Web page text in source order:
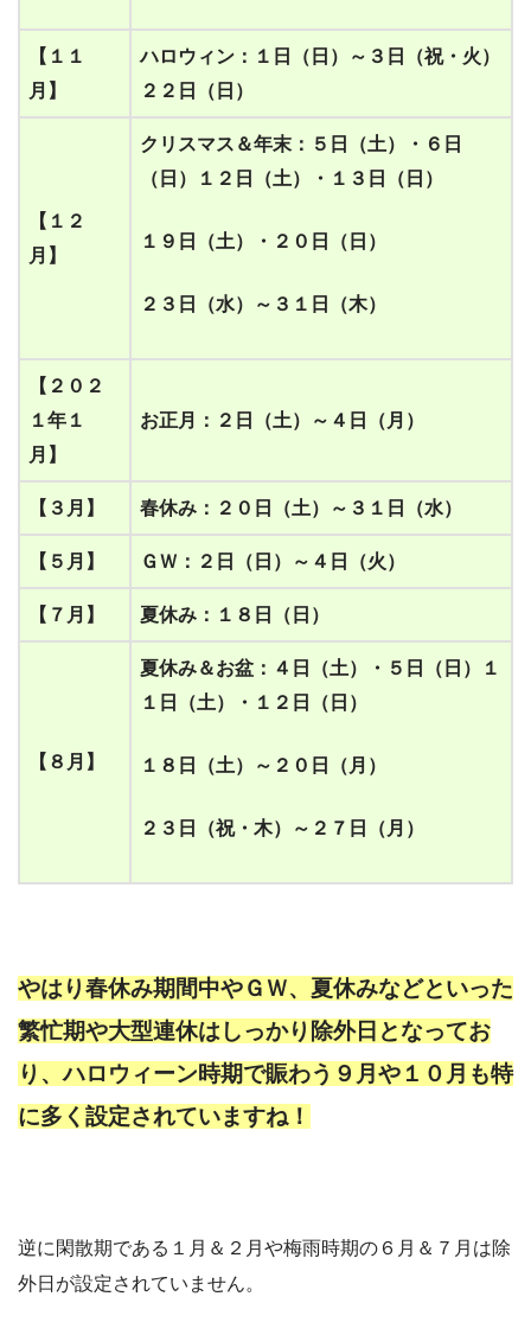
【 １１
月 】
ハロウィン ： １日（日）～３日（祝・ 火）
２２日（日）
【 １２
月】
クリスマス＆年末 ： ５ 日（土） ・ ６ 日
（日）１２日（土）
・ １３ 日（日）
１９日（土） ・ ２０ 日（日）
２３日（水） ～ ３１日（木）
【 ２０２
１年１
月】
お正月 ： ２日（土）～４日（月）
【 ３ 月】 春休み ： ２０日（土）～３１日（水）
【 ５ 月】 ＧＷ ： ２日（日）～４日（火）
【 ７ 月】 夏休み ： １８日（日）
【 ８ 月】
夏休み＆お盆：４日（土） ・ ５ 日（日）１
１日（土）
・ １２ 日（日）
１８日（土）～２０日（月）
２３日（祝・ 木）～２７日（月）
やはり春休み期間中やＧＷ、夏休みなどといった
繁忙期や大型連休はしっかり除外日となってお
り、ハロウィーン時期で賑わう９月や１０月も特
に多く設定されていますね！
逆に閑散期である１月＆２月や梅雨時期の６月＆７月は除
外日が設定されていません。